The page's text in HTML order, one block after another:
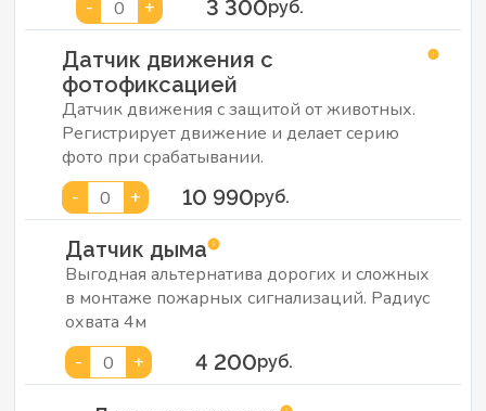
- 0 + 3 300руб.
Датчик движения с
фотофиксацией
Датчик движения с защитой от животных.
Регистрирует движение и делает серию
фото при срабатывании.
-
0 + 10 990руб.
Датчик дыма
Выгодная альтернатива дорогих и сложных
в монтаже пожарных сигнализаций. Радиус
охвата 4м
-
0 + 4 200руб.